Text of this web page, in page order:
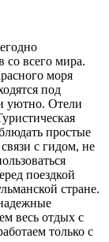
всего мира.
моря
под
уютно. Отели
простые
с гидом, не
поездкой
стране.
весь отдых с
только с